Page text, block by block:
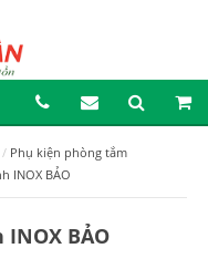
Phụ kiện phòng tắm
INOX BẢO
BẢO